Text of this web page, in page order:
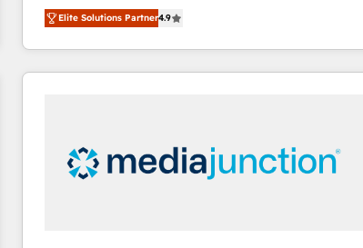
HubSpot大百科 出版 CRM・AI活用に関するご相談、現
operational efficiency of HubSpot. The fastest-
growing tech-enabler & facilitator, MakeWebBetter,
hands you the blend of HubSpot expertise &
eminent solutions & integrations. Trust us to
Premier Partner 2023 🌟5 HubSpot Accreditations 🌟
Won HubSpot Theme Challenge 2021 🌟INBOUND’19
Elite Solutions Partner4.9